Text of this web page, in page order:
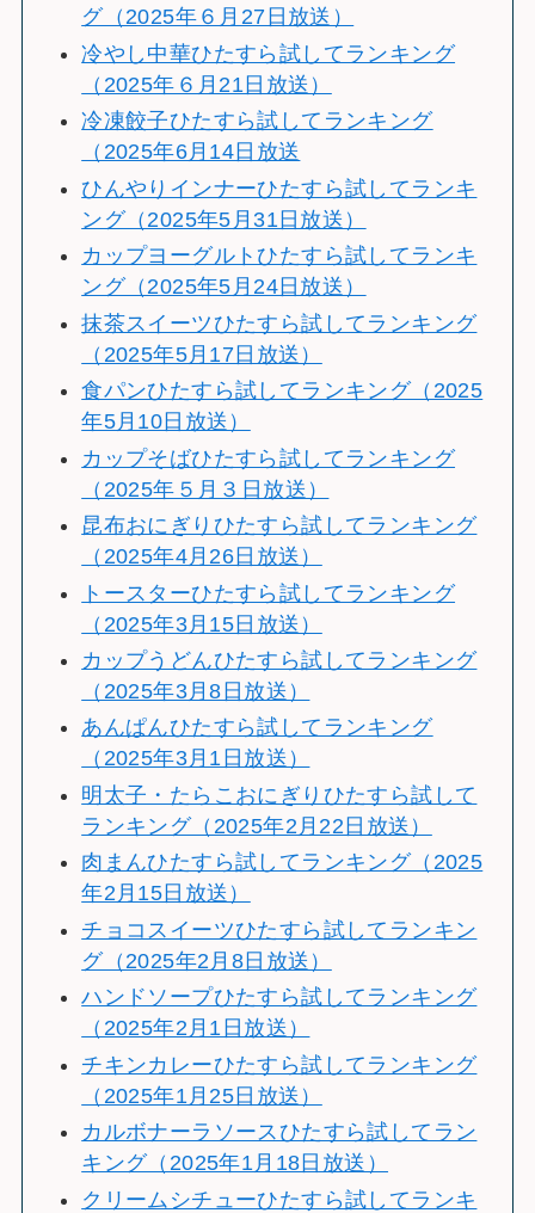
グ（2025年６月27日放送）
冷やし中華ひたすら試してランキング
（2025年６月21日放送）
冷凍餃子ひたすら試してランキング
（2025年6月14日放送
ひんやりインナーひたすら試してランキ
ング（2025年5月31日放送）
カップヨーグルトひたすら試してランキ
ング（2025年5月24日放送）
抹茶スイーツひたすら試してランキング
（2025年5月17日放送）
食パンひたすら試してランキング（2025
年5月10日放送）
カップそばひたすら試してランキング
（2025年５月３日放送）
昆布おにぎりひたすら試してランキング
（2025年4月26日放送）
トースターひたすら試してランキング
（2025年3月15日放送）
カップうどんひたすら試してランキング
（2025年3月8日放送）
あんぱんひたすら試してランキング
（2025年3月1日放送）
明太子・たらこおにぎりひたすら試して
ランキング（2025年2月22日放送）
肉まんひたすら試してランキング（2025
年2月15日放送）
チョコスイーツひたすら試してランキン
グ（2025年2月8日放送）
ハンドソープひたすら試してランキング
（2025年2月1日放送）
チキンカレーひたすら試してランキング
（2025年1月25日放送）
カルボナーラソースひたすら試してラン
キング（2025年1月18日放送）
クリームシチューひたすら試してランキ